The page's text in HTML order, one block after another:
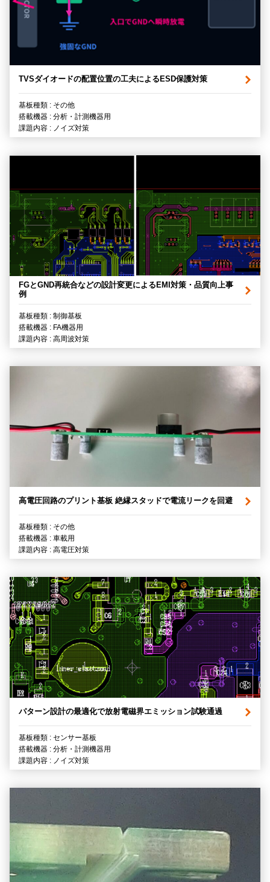
TVSダイオードの配置位置の工夫によるESD保護対策
基板種類 : その他
搭載機器 : 分析・計測機器用
課題内容 : ノイズ対策
FGとGND再統合などの設計変更によるEMI対策・品質向上事
例
基板種類 : 制御基板
搭載機器 : FA機器用
課題内容 : 高周波対策
高電圧回路のプリント基板 絶縁スタッドで電流リークを回避
基板種類 : その他
搭載機器 : 車載用
課題内容 : 高電圧対策
パターン設計の最適化で放射電磁界エミッション試験通過
基板種類 : センサー基板
搭載機器 : 分析・計測機器用
課題内容 : ノイズ対策